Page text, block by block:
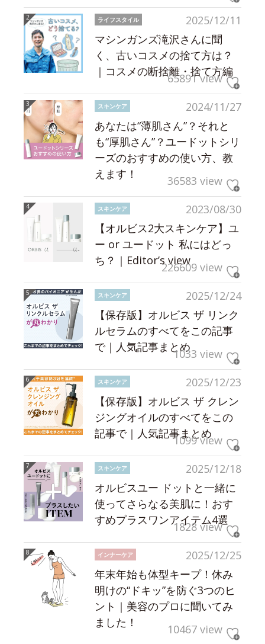
2025/12/11
ライフスタイル
マシンガンズ滝沢さんに聞
く、古いコスメの捨て方は？
｜コスメの断捨離・捨て方編
65891 view
2024/11/27
スキンケア
あなたは“薄肌さん”？それと
も“厚肌さん”？ユードットシリ
ーズのおすすめの使い方、教
えます！
36583 view
2023/08/30
スキンケア
【オルビス2大スキンケア】ユ
ー or ユードット 私にはどっ
ち？｜Editor’s view226609 view
2025/12/24
スキンケア
【保存版】オルビス ザ リンク
ルセラムのすべてをこの記事
で｜人気記事まとめ1033 view
2025/12/23
スキンケア
【保存版】オルビス ザ クレン
ジングオイルのすべてをこの
記事で｜人気記事まとめ
1099 view
2025/12/18
スキンケア
オルビスユー ドットと一緒に
使ってさらなる美肌に！おす
すめプラスワンアイテム4選
1828 view
2025/12/25
インナーケア
年末年始も体型キープ！休み
明けの“ドキッ”を防ぐ3つのヒ
ント｜美容のプロに聞いてみ
ました！
10467 view